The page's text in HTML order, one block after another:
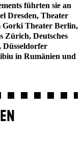
führten sie an
Dresden, Theater
Gorki Theater Berlin,
Zürich, Deutsches
Düsseldorfer
in Rumänien und